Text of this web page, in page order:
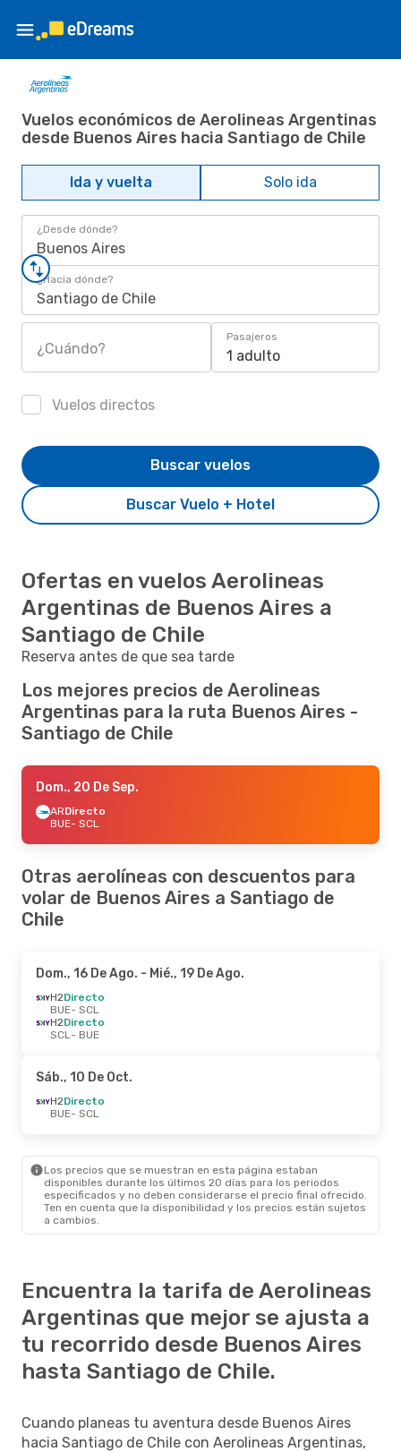
Vuelos económicos de Aerolineas Argentinas
desde Buenos Aires hacia Santiago de Chile
Ida y vuelta Solo ida
¿Desde dónde?
Buenos Aires
¿Hacia dónde?
Santiago de Chile
¿Cuándo?
Pasajeros
1 adulto
Vuelos directos
Buscar Vuelo + Hotel
Buscar vuelos
Ofertas en vuelos Aerolineas
Argentinas de Buenos Aires a
Santiago de Chile
Reserva antes de que sea tarde
Los mejores precios de Aerolineas
Argentinas para la ruta Buenos Aires -
Santiago de Chile
Dom., 20 De Sep.
ARDirecto
BUE- SCL
Otras aerolíneas con descuentos para
volar de Buenos Aires a Santiago de
Chile
Dom., 16 De Ago. - Mié., 19 De Ago.
H2Directo
BUE- SCL
H2Directo
SCL- BUE
Sáb., 10 De Oct.
H2Directo
BUE- SCL
Los precios que se muestran en esta página estaban
disponibles durante los últimos 20 días para los periodos
especificados y no deben considerarse el precio final ofrecido.
Ten en cuenta que la disponibilidad y los precios están sujetos
a cambios.
Encuentra la tarifa de Aerolineas
Argentinas que mejor se ajusta a
tu recorrido desde Buenos Aires
hasta Santiago de Chile.
Cuando planeas tu aventura desde Buenos Aires
hacia Santiago de Chile con Aerolineas Argentinas,